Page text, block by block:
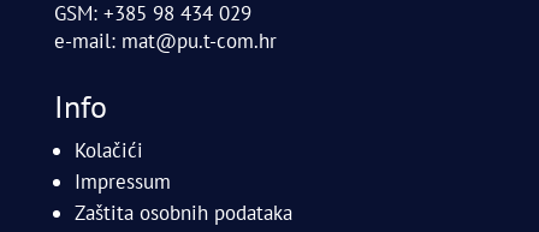
GSM: +385 98 434 029
e-mail: mat@pu.t-com.hr
Info
Kolačići
Impressum
Zaštita osobnih podataka